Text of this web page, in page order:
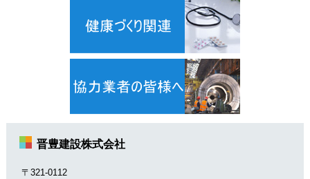
晋豊建設株式会社
〒321-0112